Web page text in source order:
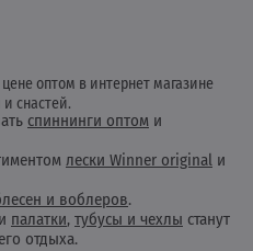
оптом в интернет магазине
снастей.
спиннинги оптом и
лески Winner original и
и воблеров.
и палатки,тубусы и чехлы станут
отдыха.